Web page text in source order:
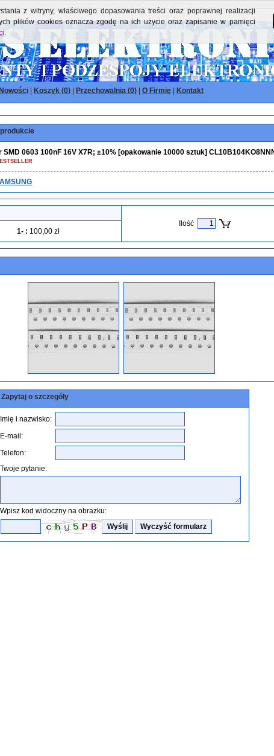
Nowości Koszyk (0) Przechowalnia (0) O Firmie Kontakt
SMD 0603 100nF 16V X7R; ±10% [opakowanie 10000 sztuk]
Ilość
1- : 100,00 zł
Zapytaj o szczegóły
Imię i nazwisko:
E-mail:
Telefon:
Twoje pytanie:
Wpisz kod widoczny na obrazku:
z witryny, właściwego dopasowania treści oraz poprawnej realizacji
plików cookies oznacza zgodę na ich użycie oraz zapisanie w pamięci
.